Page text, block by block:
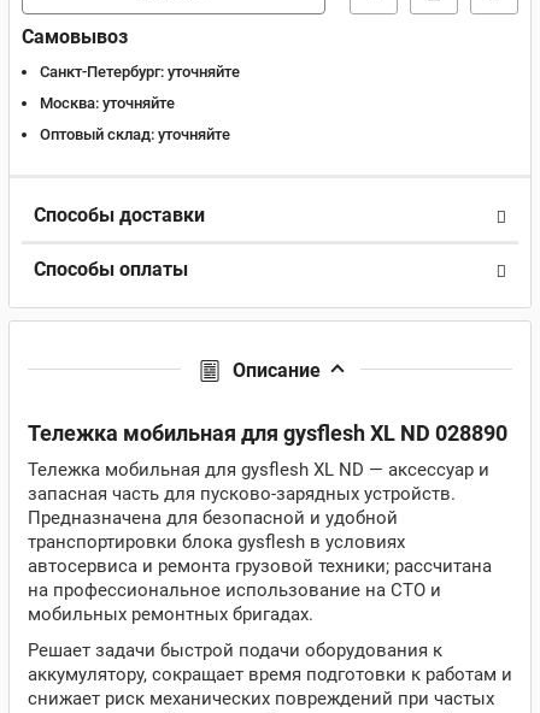
Самовывоз
Санкт-Петербург: уточняйте
Москва: уточняйте
Оптовый склад: уточняйте
Способы доставки
Способы оплаты
Описание
Тележка мобильная для gysflesh XL ND 028890
Тележка мобильная для gysflesh XL ND — аксессуар и
запасная часть для пусково-зарядных устройств.
Предназначена для безопасной и удобной
транспортировки блока gysflesh в условиях
автосервиса и ремонта грузовой техники; рассчитана
на профессиональное использование на СТО и
мобильных ремонтных бригадах.
Решает задачи быстрой подачи оборудования к
аккумулятору, сокращает время подготовки к работам и
снижает риск механических повреждений при частых